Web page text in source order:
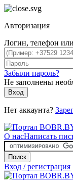
Авторизация
Логин, телефон
Забыли пароль?
Не заполнены
Вход
Нет аккаунта?
О насНаписать
Поиск
Вход / регистрация